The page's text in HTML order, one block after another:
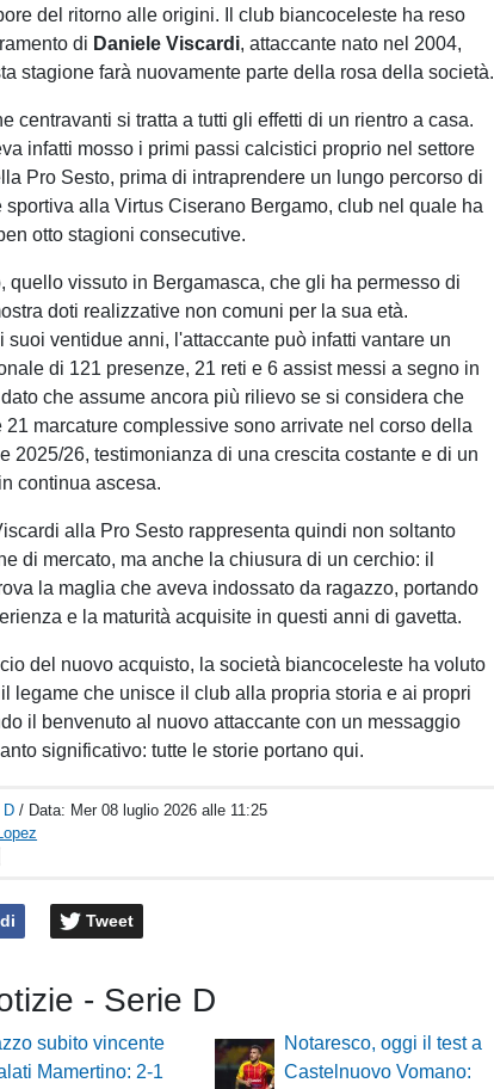
del ritorno alle origini. Il club biancoceleste ha reso
di Daniele Viscardi, attaccante nato nel 2004,
stagione farà nuovamente parte della rosa della società.
centravanti si tratta a tutti gli effetti di un rientro a casa.
infatti mosso i primi passi calcistici proprio nel settore
Pro Sesto, prima di intraprendere un lungo percorso di
sportiva alla Virtus Ciserano Bergamo, club nel quale ha
otto stagioni consecutive.
quello vissuto in Bergamasca, che gli ha permesso di
doti realizzative non comuni per la sua età.
suoi ventidue anni, l'attaccante può infatti vantare un
di 121 presenze, 21 reti e 6 assist messi a segno in
che assume ancora più rilievo se si considera che
21 marcature complessive sono arrivate nel corso della
2025/26, testimonianza di una crescita costante e di un
continua ascesa.
alla Pro Sesto rappresenta quindi non soltanto
di mercato, ma anche la chiusura di un cerchio: il
la maglia che aveva indossato da ragazzo, portando
e la maturità acquisite in questi anni di gavetta.
del nuovo acquisto, la società biancoceleste ha voluto
legame che unisce il club alla propria storia e ai propri
il benvenuto al nuovo attaccante con un messaggio
significativo: tutte le storie portano qui.
D / Data: Mer 08 luglio 2026 alle 11:25
Tweet
- Serie D
subito vincente
Mamertino: 2-1
Notaresco, oggi il test a
Castelnuovo Vomano: